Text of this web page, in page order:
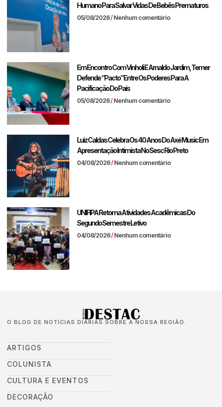
Humano Para Salvar Vidas De Bebês Prematuros
05/08/2026 Nenhum comentário
Em Encontro Com Vinholi E Arnaldo Jardim, Temer
Defende “pacto” Entre Os Poderes Para A
Pacificação Do País
05/08/2026 Nenhum comentário
Luiz Caldas Celebra Os 40 Anos Do Axé Music Em
Apresentação Intimista No Sesc Rio Preto
04/08/2026 Nenhum comentário
UNIFIPA Retoma Atividades Acadêmicas Do
Segundo Semestre Letivo
04/08/2026 Nenhum comentário
O BLOG DE NOTÍCIAS DIÁRIAS SOBRE A NOSSA REGIÃO.
ARTIGOS
COLUNISTA
CULTURA E EVENTOS
DECORAÇÃO